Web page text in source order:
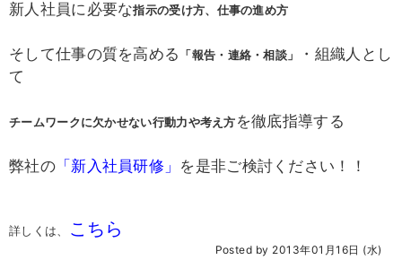
新人社員に必要な指示の受け方、仕事の進め方
そして仕事の質を高める 「報告・連絡・相談」
・組織人とし
て
チームワークに欠かせない行動力や考え方 を徹底指導する
弊社の「新入社員研修」 を是非ご検討ください！！
詳しくは、 こちら
Posted by 2013年01月16日 (水)